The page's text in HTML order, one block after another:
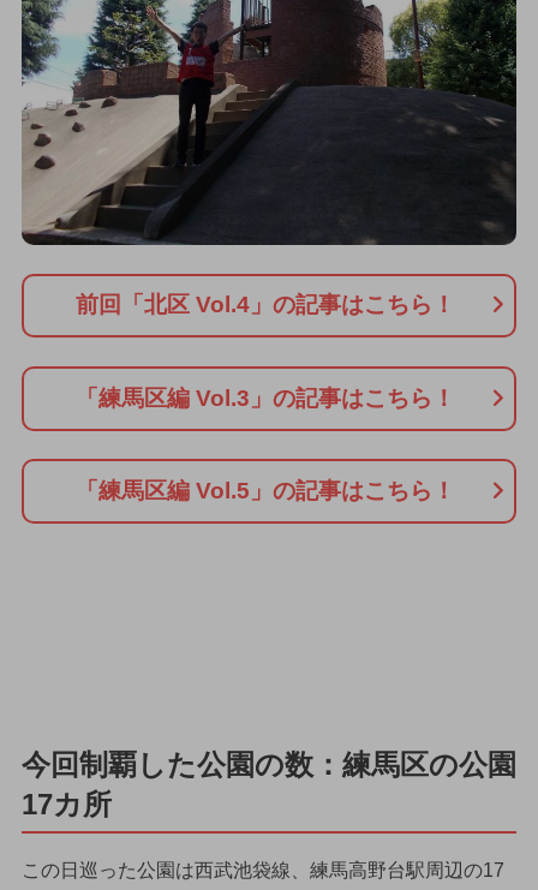
前回「北区 Vol.4」の記事はこちら！
「練馬区編 Vol.3」の記事はこちら！
「練馬区編 Vol.5」の記事はこちら！
今回制覇した公園の数：練馬区の公園
17カ所
この日巡った公園は西武池袋線、練馬高野台駅周辺の17